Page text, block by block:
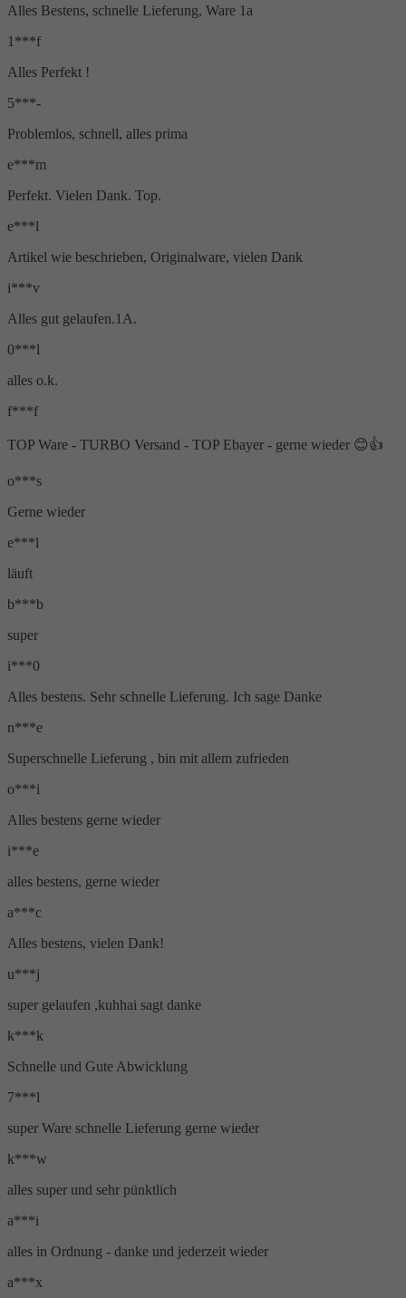
blau
213
braun Kombi
2
dunkelbraun
1
gelb
21
Alles Bestens, schnelle Lieferung, Ware 1a
1***f
Alles Perfekt !
5***-
Problemlos, schnell, alles prima
e***m
Perfekt. Vielen Dank. Top.
e***l
Artikel wie beschrieben, Originalware, vielen Dank
i***v
Alles gut gelaufen.1A.
0***l
alles o.k.
f***f
TOP Ware - TURBO Versand - TOP Ebayer - gerne wieder 😊👍
o***s
Gerne wieder
e***l
läuft
b***b
super
i***0
Alles bestens. Sehr schnelle Lieferung. Ich sage Danke
n***e
Superschnelle Lieferung , bin mit allem zufrieden
o***i
Alles bestens gerne wieder
i***e
alles bestens, gerne wieder
a***c
Alles bestens, vielen Dank!
u***j
super gelaufen ,kuhhai sagt danke
k***k
Schnelle und Gute Abwicklung
7***l
super Ware schnelle Lieferung gerne wieder
k***w
alles super und sehr pünktlich
a***i
alles in Ordnung - danke und jederzeit wieder
a***x